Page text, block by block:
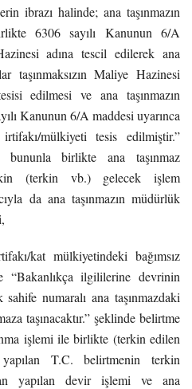
ibrazı halinde; ana taşınmazın
6306 sayılı Kanunun 6/A
adına tescil edilerek ana
taşınmaksızın Maliye Hazinesi
edilmesi ve ana taşınmazın
Kanunun 6/A maddesi uyarınca
mülkiyeti tesis edilmiştir.”
bununla birlikte ana taşınmaz
(terkin vb.) gelecek işlem
da ana taşınmazın müdürlük
kat mülkiyetindeki bağımsız
“Bakanlıkça ilgililerine devrinin
numaralı ana taşınmazdaki
taşınacaktır.” şeklinde belirtme
işlemi ile birlikte (terkin edilen
yapılan T.C. belirtmenin terkin
yapılan devir işlemi ve ana